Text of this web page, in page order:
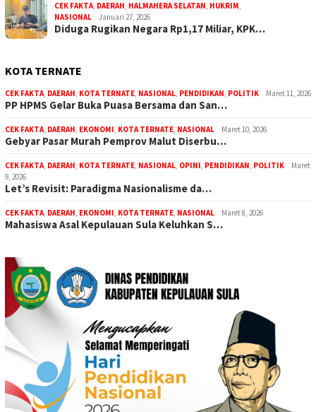
CEK FAKTA, DAERAH, HALMAHERA SELATAN, HUKRIM,
NASIONAL
Januari 27, 2026
Diduga Rugikan Negara Rp1,17 Miliar, KPK…
KOTA TERNATE
CEK FAKTA, DAERAH, KOTA TERNATE, NASIONAL, PENDIDIKAN, POLITIK Maret 11, 2026
PP HPMS Gelar Buka Puasa Bersama dan San…
CEK FAKTA, DAERAH, EKONOMI, KOTA TERNATE, NASIONAL Maret 10, 2026
Gebyar Pasar Murah Pemprov Malut Diserbu…
CEK FAKTA, DAERAH, KOTA TERNATE, NASIONAL, OPINI, PENDIDIKAN, POLITIK
Maret
9, 2026
Let’s Revisit: Paradigma Nasionalisme da…
CEK FAKTA, DAERAH, EKONOMI, KOTA TERNATE, NASIONAL Maret 8, 2026
Mahasiswa Asal Kepulauan Sula Keluhkan S…